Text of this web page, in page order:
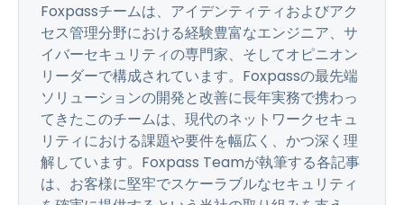
Foxpassチームは、アイデンティティおよびアク
セス管理分野における経験豊富なエンジニア、サ
イバーセキュリティの専門家、そしてオピニオン
リーダーで構成されています。Foxpassの最先端
ソリューションの開発と改善に長年実務で携わっ
てきたこのチームは、現代のネットワークセキュ
リティにおける課題や要件を幅広く、かつ深く理
解しています。Foxpass Teamが執筆する各記事
は、お客様に堅牢でスケーラブルなセキュリティ